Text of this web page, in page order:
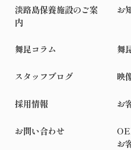
淡路島保養施設のご案
内
お
舞昆コラム 舞
スタッフブログ 映
採用情報 お
お問い合わせ
お